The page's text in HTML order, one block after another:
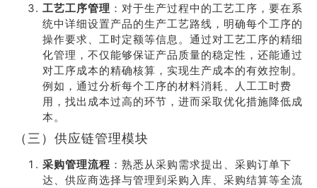
工艺工序管理 ：对于生产过程中的工艺工序，要在系
统中详细设置产品的生产工艺路线，明确每个工序的
操作要求、工时定额等信息。通过对工艺工序的精细
化管理，不仅能够保证产品质量的稳定性，还能通过
对工序成本的精确核算，实现生产成本的有效控制。
例如，通过分析每个工序的材料消耗、人工工时费
用，找出成本过高的环节，进而采取优化措施降低成
本。
（三）供应链管理模块
采购管理流程 ：熟悉从采购需求提出、采购订单下
达、供应商选择与管理到采购入库、采购结算等全流